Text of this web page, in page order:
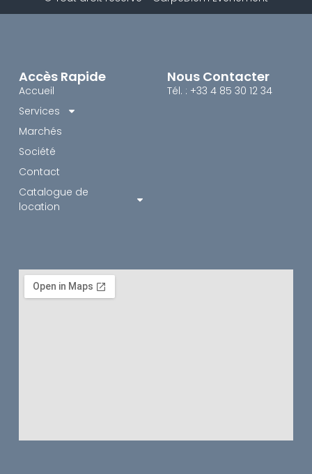
Accès Rapide
Accueil
Services
Marchés
Société
Contact
Catalogue de
location
Nous Contacter
Tél. : +33 4 85 30 12 34